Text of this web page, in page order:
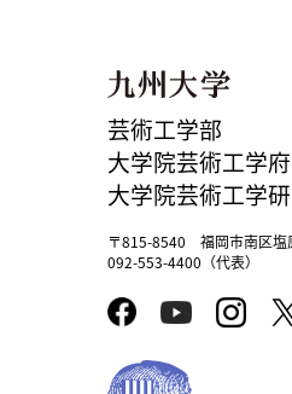
芸術工学部
大学院芸術工学府
大学院芸術工学
〒815-8540 福岡市南区塩
092-553-4400（代表）